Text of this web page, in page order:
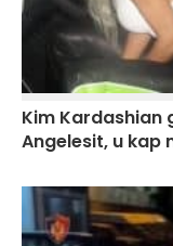
Kim Kardashian
Angelesit, u kap